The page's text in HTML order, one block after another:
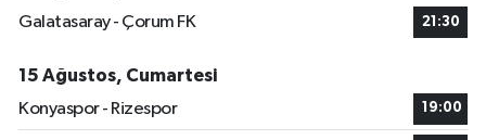
Galatasaray - Çorum FK
21:30
15 Ağustos, Cumartesi
Konyaspor - Rizespor
19:00